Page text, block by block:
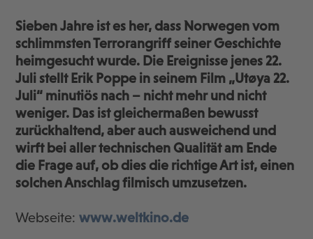
Sieben Jahre ist es her, dass Norwegen vom
schlimmsten Terrorangriff seiner Geschichte
heimgesucht wurde. Die Ereignisse jenes 22.
Juli stellt Erik Poppe in seinem Film „Utøya 22.
Juli“ minutiös nach – nicht mehr und nicht
weniger. Das ist gleichermaßen bewusst
zurückhaltend, aber auch ausweichend und
wirft bei aller technischen Qualität am Ende
die Frage auf, ob dies die richtige Art ist, einen
solchen Anschlag filmisch umzusetzen.
Webseite:www.weltkino.de